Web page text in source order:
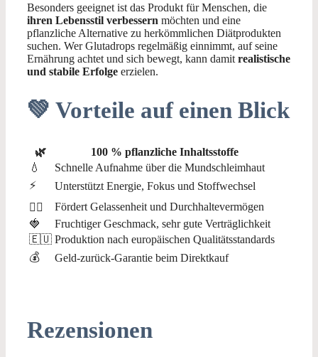
Besonders geeignet ist das Produkt für Menschen, die
ihren Lebensstil verbessern möchten und eine
pflanzliche Alternative zu herkömmlichen Diätprodukten
suchen. Wer Glutadrops regelmäßig einnimmt, auf seine
Ernährung achtet und sich bewegt, kann damit realistische
und stabile Erfolge erzielen.
💚 Vorteile auf einen Blick
🌿
100 % pflanzliche Inhaltsstoffe
💧
Schnelle Aufnahme über die Mundschleimhaut
⚡
Unterstützt Energie, Fokus und Stoffwechsel
🧘‍♂️
Fördert Gelassenheit und Durchhaltevermögen
🍓
Fruchtiger Geschmack, sehr gute Verträglichkeit
🇪🇺 Produktion nach europäischen Qualitätsstandards
💰
Geld-zurück-Garantie beim Direktkauf
Rezensionen